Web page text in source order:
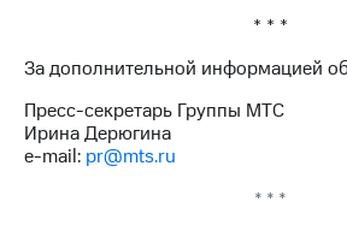
* * *
За дополнительной информацией
Пресс-секретарь Группы МТС
Ирина Дерюгина
e-mail: pr@mts.ru
* * *